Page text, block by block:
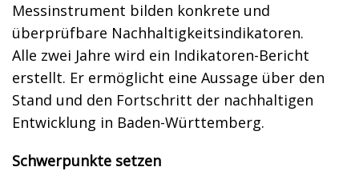
Messinstrument bilden konkrete und
überprüfbare Nachhaltigkeitsindikatoren.
Alle zwei Jahre wird ein Indikatoren-Bericht
erstellt. Er ermöglicht eine Aussage über den
Stand und den Fortschritt der nachhaltigen
Entwicklung in Baden-Württemberg.
Schwerpunkte setzen